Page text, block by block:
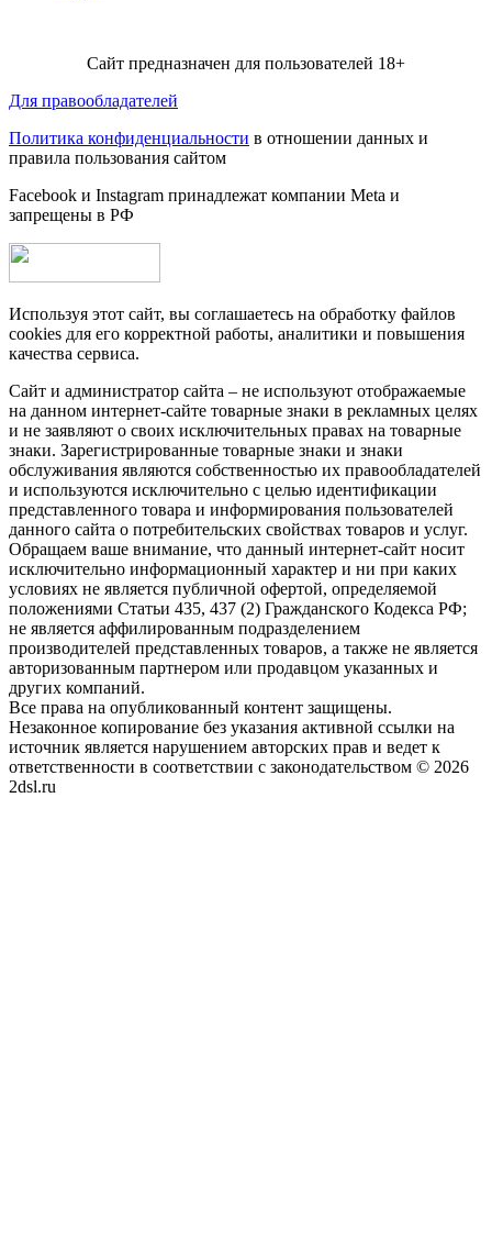
Сайт предназначен для пользователей 18+
Для правообладателей
Политика конфиденциальности в отношении данных и
правила пользования сайтом
Facebook и Instagram принадлежат компании Metа и
запрещены в РФ
Используя этот сайт, вы соглашаетесь на обработку файлов
cookies для его корректной работы, аналитики и повышения
качества сервиса.
Сайт и администратор сайта – не используют отображаемые
на данном интернет-сайте товарные знаки в рекламных целях
и не заявляют о своих исключительных правах на товарные
знаки. Зарегистрированные товарные знаки и знаки
обслуживания являются собственностью их правообладателей
и используются исключительно с целью идентификации
представленного товара и информирования пользователей
данного сайта о потребительских свойствах товаров и услуг.
Обращаем ваше внимание, что данный интернет-сайт носит
исключительно информационный характер и ни при каких
условиях не является публичной офертой, определяемой
положениями Статьи 435, 437 (2) Гражданского Кодекса РФ;
не является аффилированным подразделением
производителей представленных товаров, а также не является
авторизованным партнером или продавцом указанных и
других компаний.
Все права на опубликованный контент защищены.
Незаконное копирование без указания активной ссылки на
источник является нарушением авторских прав и ведет к
ответственности в соответствии с законодательством © 2026
2dsl.ru